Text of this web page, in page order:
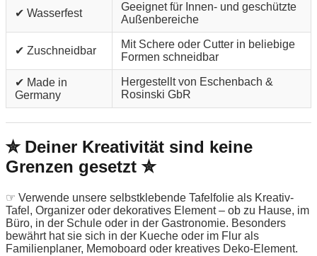
✔ Wasserfest
Geeignet für Innen- und geschützte
Außenbereiche
✔ Zuschneidbar
Mit Schere oder Cutter in beliebige
Formen schneidbar
✔ Made in
Germany
Hergestellt von Eschenbach &
Rosinski GbR
✮ Deiner Kreativität sind keine
Grenzen gesetzt ✮
☞ Verwende unsere selbstklebende Tafelfolie als Kreativ-
Tafel, Organizer oder dekoratives Element – ob zu Hause, im
Büro, in der Schule oder in der Gastronomie. Besonders
bewährt hat sie sich in der Kueche oder im Flur als
Familienplaner, Memoboard oder kreatives Deko-Element.